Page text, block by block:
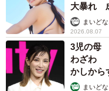
大暴れ
まいど
2026.08.07
3児の母
わざわ
かしから
まいど